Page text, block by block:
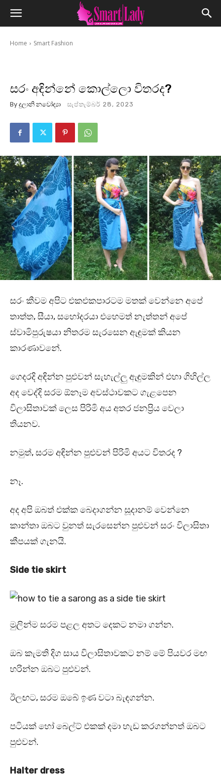
Home Smart Fashion
සරං අඳින්නේ කොල්ලො විතරද?
By දුලානි නවෝද්‍යා සැප්තැම්බර් 28, 2023
සරං කීවම අපිට එකඑකපාරටම මතක් වෙන්නෙ අපේ
තාත්ත, සීයා, සහෝදරයා එහෙමත් නැත්තන් අපේ
ස්වාමිපුරුෂයා නිතරම සැරසෙන ඇඳුමක් කියන
කාරණාවනේ.
ගෙදරදි අඳින්න පුළුවන් සැහැල්ලු ඇඳුමකින් එහා ගිහිල්ල
අද වෙද්දි සරම ඕනෑම අවස්ථාවකට ගැළපෙන
විලාසිතාවක් ලෙස පිරිමි අය අතර ජනප්‍රිය වෙලා
තියනව.
නමුත්, සරම අඳින්න පුළුවන් පිරිමි අයට විතරද ?
නෑ.
අද අපි ඔබත් එක්ක බෙදාගන්න සූදානම් වෙන්නෙ
කාන්තා ඔබට වුනත් සැරසෙන්න පුළුවන් සරං විලාසිතා
කීපයක් ගැනයි.
Side tie skirt
මුලින්ම සරම පළල අතට දෙකට නමා ගන්න.
ඔබ කැමති දිග සාය විලාසිතාවකට නම් මේ පියවර මඟ
හරින්න ඔබට පුළුවන්.
ඊලඟට, සරම ඔබේ ඉණ වටා බැඳගන්න.
පටියක් හෝ බෙල්ට් එකක් දමා හැඩ කරගන්නත් ඔබට
පුළුවන්.
Halter dress